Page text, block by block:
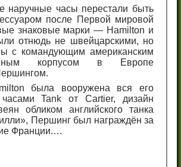
наручные часы перестали быть
после Первой мировой
знаковые марки — Hamilton и
отнюдь не швейцарскими, но
с командующим американским
корпусом в Европе
была вооружена вся его
Tank от Cartier, дизайн
обликом английского танка
Першинг был награждён за
Франции.…